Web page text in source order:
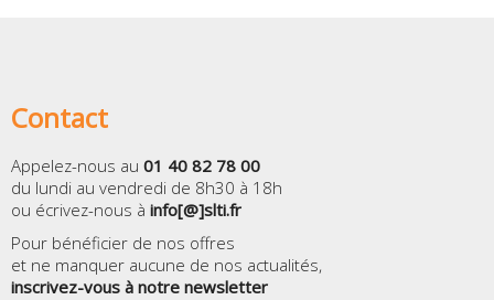
Contact
Appelez-nous au 01 40 82 78 00
du lundi au vendredi de 8h30 à 18h
ou écrivez-nous à info[@]slti.fr
Pour bénéficier de nos offres
et ne manquer aucune de nos actualités,
inscrivez-vous à notre newsletter